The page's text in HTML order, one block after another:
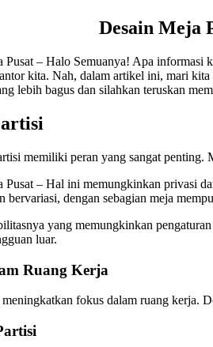
Desain Meja
– Halo Semuanya! Apa informasi
kita. Nah, dalam artikel ini, mari
lebih bagus dan silahkan teruskan
memiliki peran yang sangat penting.
– Hal ini memungkinkan privasi
bervariasi, dengan sebagian meja
yang memungkinkan
luar.
Ruang Kerja
fokus dalam ruang kerja.